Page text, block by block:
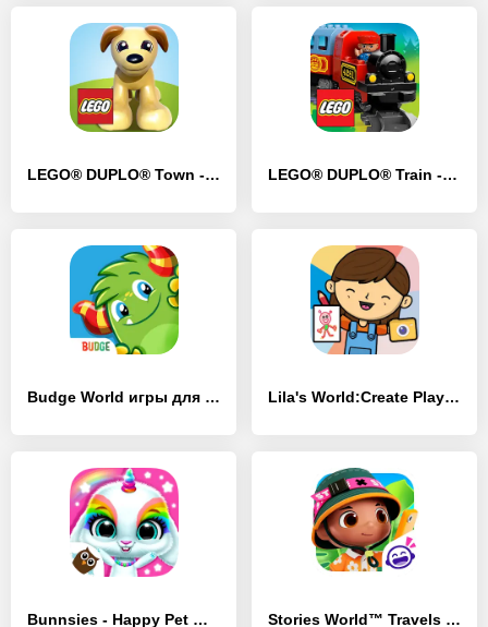
LEGO® DUPLO® Town - [MOD Много монет] LEGO® DUPLO® Train - [MOD Много денег]
Budge World игры для детей - [MOD Бесконечные монеты] Lila's World:Create Play Learn - [MOD Много денег]
Bunnsies - Happy Pet World - [MOD Много монет] Stories World™ Travels - [MOD Бесконечные монеты]